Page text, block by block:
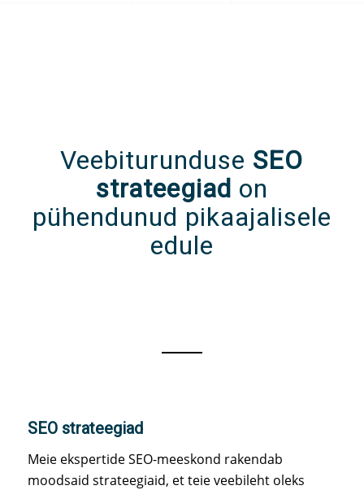
Veebiturunduse SEO
strateegiad on
pühendunud pikaajalisele
edule
SEO strateegiad
Meie ekspertide SEO-meeskond rakendab
moodsaid strateegiaid, et teie veebileht oleks